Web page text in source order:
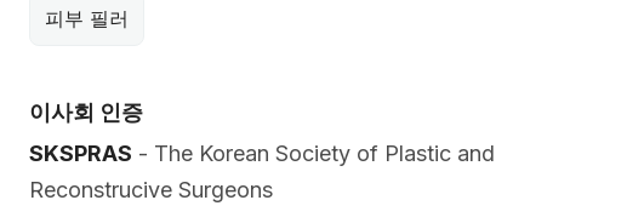
피부 필러
이사회 인증
SKSPRAS - The Korean Society of Plastic and
Reconstrucive Surgeons